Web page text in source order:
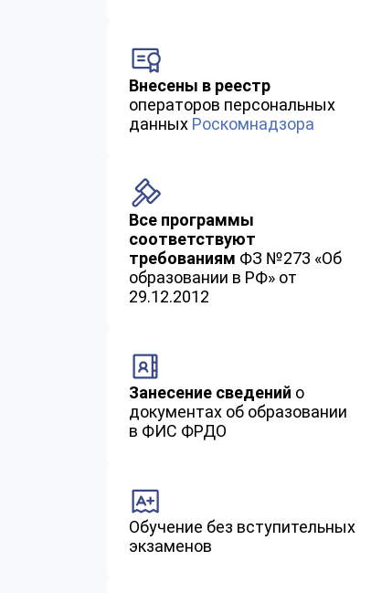
Внесены в реестр
операторов персональных
данных Роскомнадзора
Все программы
соответствуют
требованиям ФЗ №273 «Об
образовании в РФ» от
29.12.2012
Занесение сведений о
документах об образовании
в ФИС ФРДО
Обучение без вступительных
экзаменов